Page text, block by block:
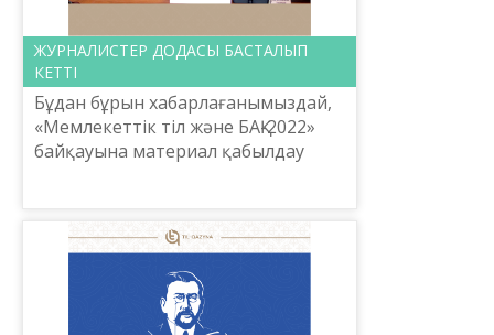
ЖУРНАЛИСТЕР ДОДАСЫ БАСТАЛЫП
КЕТТІ
Бұдан бұрын хабарлағанымыздай,
«Мемлекеттік тіл және БАҚ-2022»
байқауына материал қабылдау
ұлттық ғылыми-практикалық орт...